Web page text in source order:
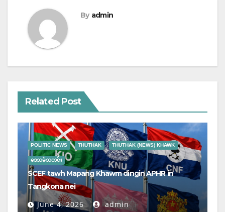
By admin
Related Post
POLITIC NEWS THUTHAK THUTHAK (NEWS) KHAWK
ဒေသခံသတင်း
SCEF tawh Mapang Khawm dingin APHR in
Tangkona nei
June 4, 2026 admin